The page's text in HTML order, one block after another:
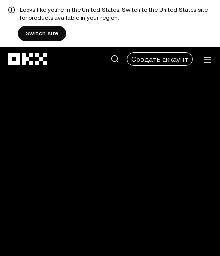
Looks like you're in the United States. Switch to the United States site
for products available in your region.
Switch site
Создать аккаунт